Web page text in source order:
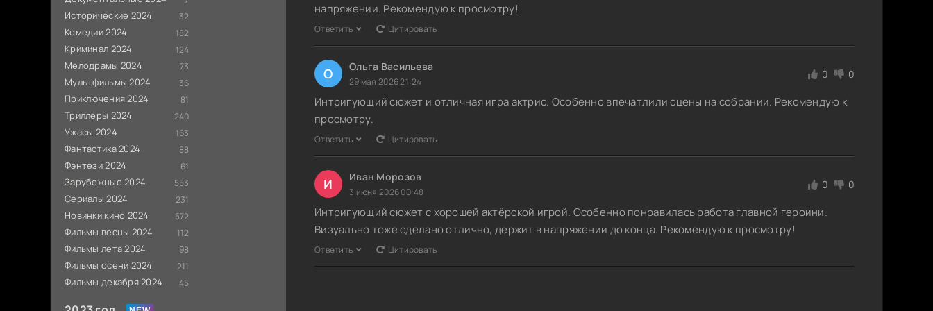
Исторические 2024 32
Комедии 2024 182
Криминал 2024 124
Мелодрамы 2024 73
Мультфильмы 2024 36
Приключения 2024 81
Триллеры 2024 240
Ужасы 2024 163
Фантастика 2024 88
Фэнтези 2024 61
Зарубежные 2024 553
Сериалы 2024 231
Новинки кино 2024 572
Фильмы весны 2024 112
Фильмы лета 2024 98
Фильмы осени 2024 211
Фильмы декабря 2024 45
напряжении. Рекомендую к просмотру!
Ответить Цитировать
О Ольга Васильева
29 мая 2026 21:24
0 0
Интригующий сюжет и отличная игра актрис. Особенно впечатлили сцены на собрании. Рекомендую к
просмотру.
Ответить Цитировать
И Иван Морозов
3 июня 2026 00:48
0 0
Интригующий сюжет с хорошей актёрской игрой. Особенно понравилась работа главной героини.
Визуально тоже сделано отлично, держит в напряжении до конца. Рекомендую к просмотру!
Ответить Цитировать